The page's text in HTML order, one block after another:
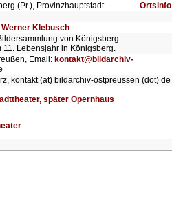
(Pr.), Provinzhauptstadt
Ortsinfo
Klebusch
von Königsberg.
11. Lebensjahr in Königsberg.
Email: kontakt@bildarchiv-
kontakt (at) bildarchiv-ostpreussen (dot) de
später Opernhaus